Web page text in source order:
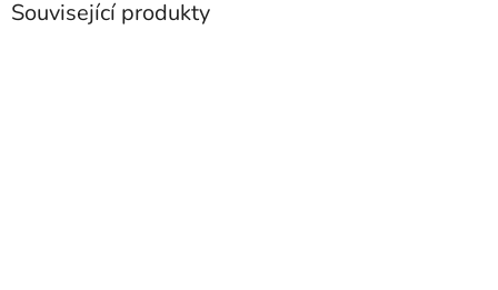
Související produkty